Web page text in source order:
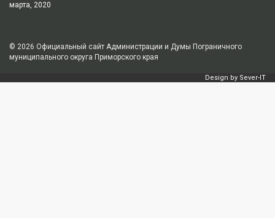
марта, 2020
© 2026 Официальный сайт Администрации и Думы Пограничного
муниципального округа Приморского края
Design by Sever-IT